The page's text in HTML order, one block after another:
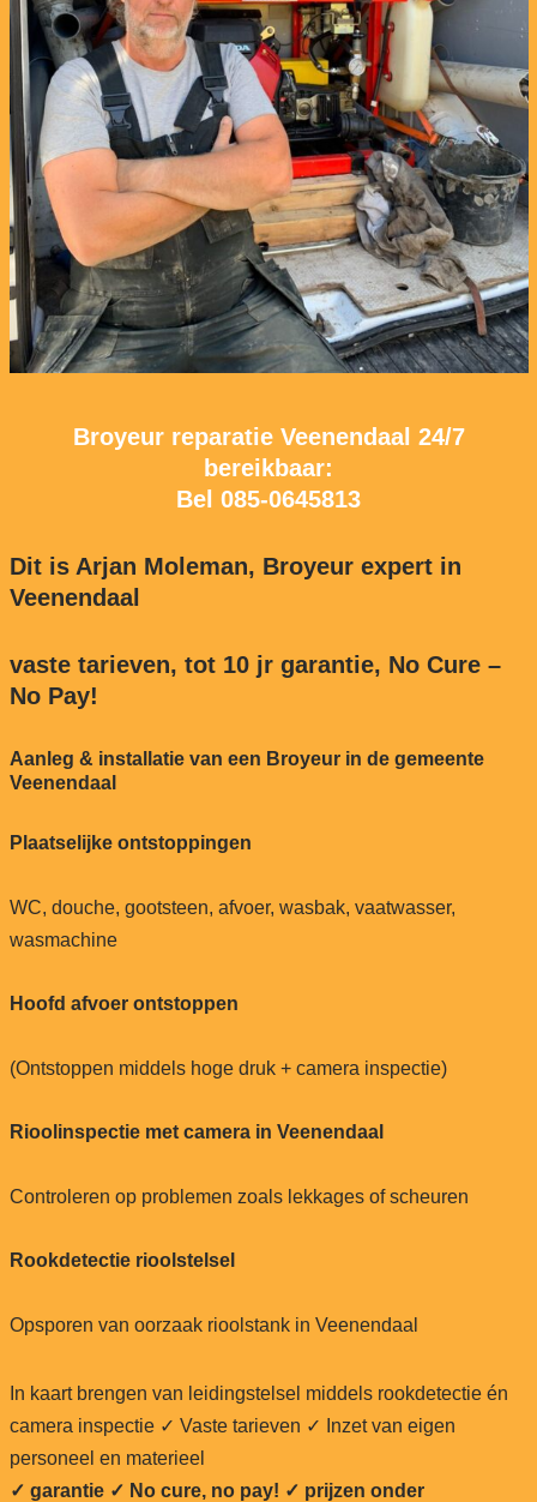
Broyeur reparatie Veenendaal 24/7
bereikbaar:
Bel 085-0645813
Dit is Arjan Moleman, Broyeur expert in
Veenendaal
vaste tarieven, tot 10 jr garantie, No Cure –
No Pay!
Aanleg & installatie van een Broyeur in de gemeente
Veenendaal
Plaatselijke ontstoppingen
WC, douche, gootsteen, afvoer, wasbak, vaatwasser,
wasmachine
Hoofd afvoer ontstoppen
(Ontstoppen middels hoge druk + camera inspectie)
Rioolinspectie met camera in Veenendaal
Controleren op problemen zoals lekkages of scheuren
Rookdetectie rioolstelsel
Opsporen van oorzaak rioolstank in Veenendaal
In kaart brengen van leidingstelsel middels rookdetectie én
camera inspectie ✓ Vaste tarieven ✓ Inzet van eigen
personeel en materieel
✓ garantie ✓ No cure, no pay! ✓ prijzen onder